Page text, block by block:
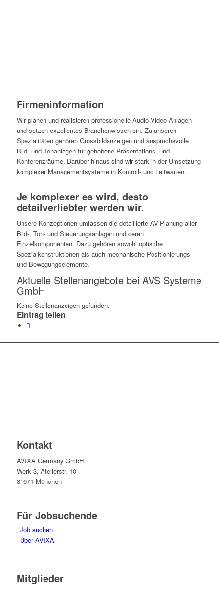
Firmeninformation
Wir planen und realisieren professionelle Audio Video Anlagen
und setzen exzellentes Branchenwissen ein. Zu unseren
Spezialitäten gehören Grossbildanzeigen und anspruchsvolle
Bild- und Tonanlagen für gehobene Präsentations- und
Konferenzräume. Darüber hinaus sind wir stark in der Umsetzung
komplexer Managementsysteme in Kontroll- und Leitwarten.
Je komplexer es wird, desto
detailverliebter werden wir.
Unsere Konzeptionen umfassen die detaillierte AV-Planung aller
Bild-, Ton- und Steuerungsanlagen und deren
Einzelkomponenten. Dazu gehören sowohl optische
Spezialkonstruktionen als auch mechanische Positionierungs-
und Bewegungselemente.
Aktuelle Stellenangebote bei AVS Systeme
GmbH
Keine Stellenanzeigen gefunden.
Eintrag teilen
Kontakt
AVIXA Germany GmbH
Werk 3, Atelierstr. 10
81671 München
Für Jobsuchende
Job suchen
Über AVIXA
Mitglieder